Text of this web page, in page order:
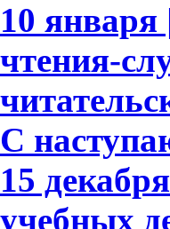
10 января
чтения-
С
15
учебных